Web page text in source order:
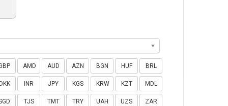
AMD AUD AZN BGN HUF BRL
INR JPY KGS KRW KZT MDL
TJS TMT TRY UAH UZS ZAR